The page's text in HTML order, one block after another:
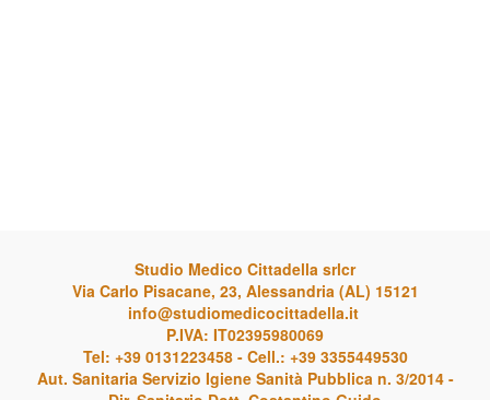
Studio Medico Cittadella srlcr
Via Carlo Pisacane, 23, Alessandria (AL) 15121
info@studiomedicocittadella.it
P.IVA: IT02395980069
Tel: +39 0131223458 - Cell.: +39 3355449530
Aut. Sanitaria Servizio Igiene Sanità Pubblica n. 3/2014 -